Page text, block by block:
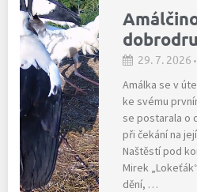
29. 7. 2026 •
Amálka se v
ke svému
se postarala o
při čekání na
Naštěstí pod
Mirek
dění, …